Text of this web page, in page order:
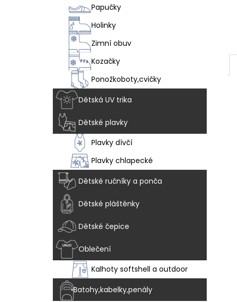
Papučky
Holinky
Zimní obuv
Kozačky
Ponožkoboty,cvičky
Dětská UV trika
Dětské plavky
Plavky dívčí
Plavky chlapecké
Dětské ručníky a ponča
Dětské pláštěnky
Dětské čepice
Oblečení
Kalhoty softshell a outdoor
Batohy,kabelky,penály
1 915 Kč